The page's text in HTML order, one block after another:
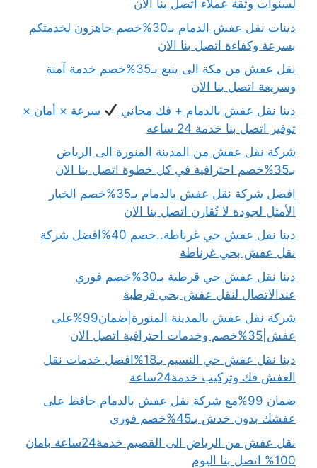
لسنوات وثقة عملاء اتصل بنا الان
دينات نقل عفش الدمام بـ30%خصم جاهزون لخدمتكم
بسرعة وكفاءة اتصل بنا الان
نقل عفش من مكة الى ينبع بـ35%خصم خدمة آمنة
وسريعة اتصل بنا الان
دينا نقل عفش بالدمام + فك مجاني
سرعة × أمان ×
توفير اتصل بنا خدمة 24 ساعه
شركة نقل عفش من المدينة المنورة الى الرياض
بـ35%خصم احترافية في كل خطوة اتصل بنا الان
افضل شركة نقل عفش بالدمام بـ35%خصم الخيار
الأمثل لجودة لا تُقارن اتصل بنا الان
دينا نقل عفش حي غرناطة..خصم 40%افضل شركة
نقل عفش بحي غرناطة
دينا نقل عفش حي قرطبة بـ30%خصم فوري
عندالاتصال لنقل عفش بحي قرطبة
شركة نقل عفش بالمدينة المنورة|ضمان99%على
عفش|35%خصم وخدمات احترافية اتصل الان
دينا نقل عفش حي النسيم بـ18%افضل خدمات نقل
العفش فك وتركيب خدمة24ساعة
ضمان 99%مع شركة نقل عفش بالدمام حافظ على
عفشك بدون خدش بـ45%خصم فوري
نقل عفش من الرياض الى القصيم خدمة24ساعة بامان
100% اتصل بنا اليوم